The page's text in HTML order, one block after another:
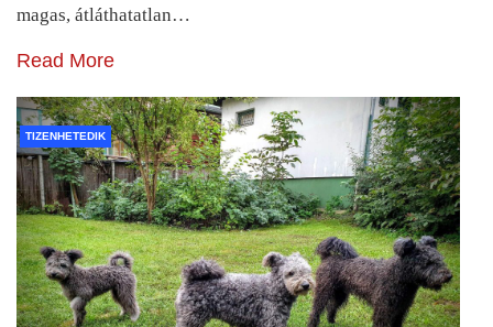
magas, átláthatatlan…
Read More
TIZENHETEDIK